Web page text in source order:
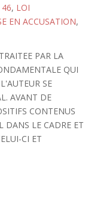
, LOI
EN ACCUSATION,
PAR LA
QUI
SE
AVANT DE
CONTENUS
DANS LE CADRE ET
CI ET